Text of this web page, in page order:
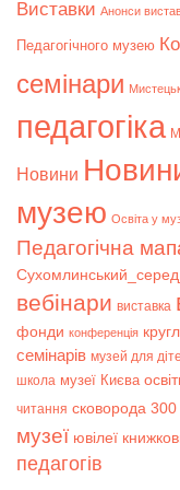
Bиставки Анонси
Педагогічного музею
семінари
педагогіка
Новини
музею Освіта у
Педагогічна
вебінари виставка
фонди конференція
семінарів музей для
школа музеї Києва
читання сковорода 300
музеї ювілеї
педагогів